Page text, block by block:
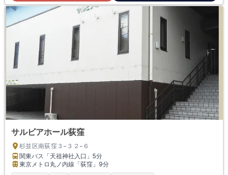
サルビアホール荻窪
杉並区南荻窪３−３２−６
関東バス「天祖神社入口」 5分
東京メトロ丸ノ内線「荻窪」 9分